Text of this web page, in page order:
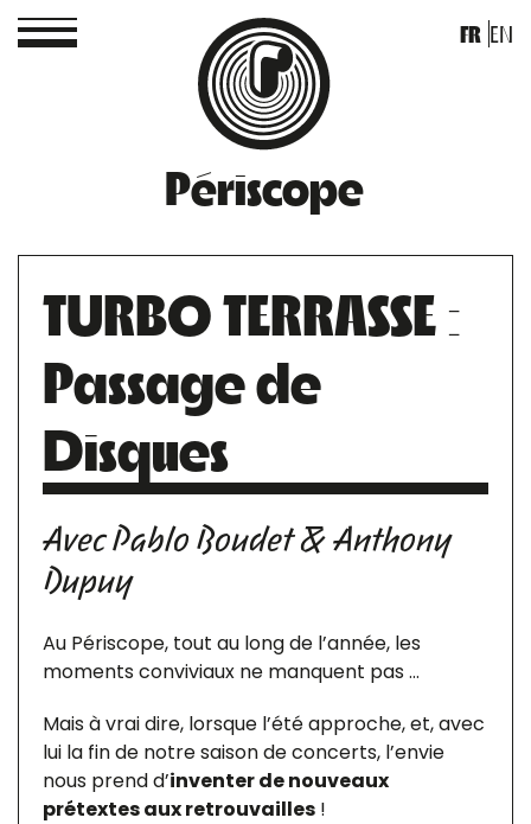
Périscope
FR EN
TURBO TERRASSE :
Passage de
Disques
Avec Pablo Boudet & Anthony
Dupuy
Au Périscope, tout au long de l’année, les
moments conviviaux ne manquent pas …
Mais à vrai dire, lorsque l’été approche, et, avec
lui la fin de notre saison de concerts, l’envie
nous prend d’inventer de nouveaux
prétextes aux retrouvailles !